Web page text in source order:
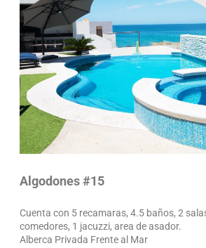
Algodones #15
Cuenta con 5 recamaras, 4.5 baños, 2
comedores, 1 jacuzzi, area de asador.
Alberca Privada Frente al Mar